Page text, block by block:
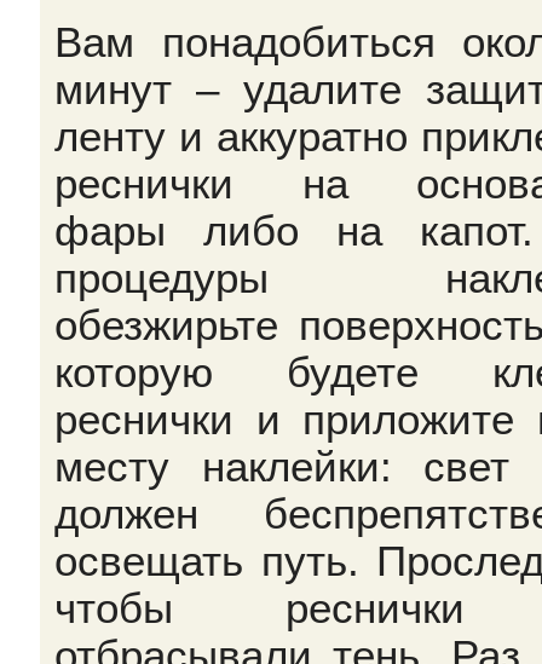
Вам понадобиться
минут – удалите
ленту и аккуратно
реснички на
фары либо на
процедуры
обезжирьте
которую будете
реснички и приложите
месту наклейки:
должен
освещать путь.
чтобы